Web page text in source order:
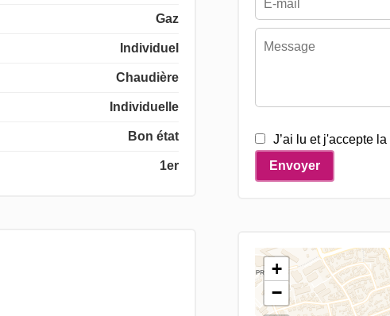
Gaz
Individuel
Chaudière
Individuelle
Bon état
1er
J’ai lu et j'accepte la
Envoyer
+
−